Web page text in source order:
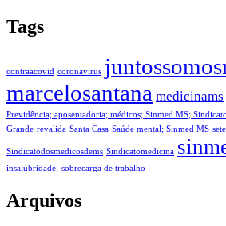
Tags
contraacovid coronavirus
marcelosantana medicinams
Previdência; aposentadoria; médicos; Sinmed MS;
Grande revalida Santa Casa Saúde mental; Sinmed MS
Sindicatodosmedicosdems Sindicatomedicina
insalubridade; sobrecarga de trabalho
Arquivos